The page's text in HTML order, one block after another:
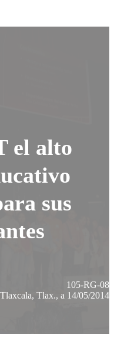
el alto
sus
105-RG-08
Tlaxcala, Tlax., a 14/05/2014